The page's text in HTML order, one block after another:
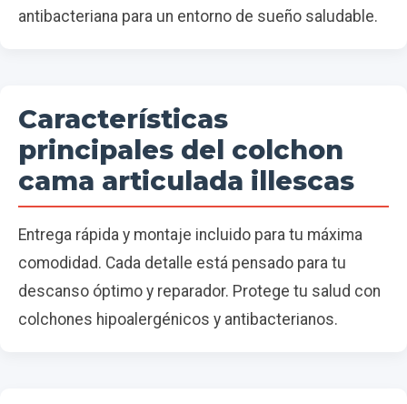
antibacteriana para un entorno de sueño saludable.
Características
principales del colchon
cama articulada illescas
Entrega rápida y montaje incluido para tu máxima
comodidad. Cada detalle está pensado para tu
descanso óptimo y reparador. Protege tu salud con
colchones hipoalergénicos y antibacterianos.